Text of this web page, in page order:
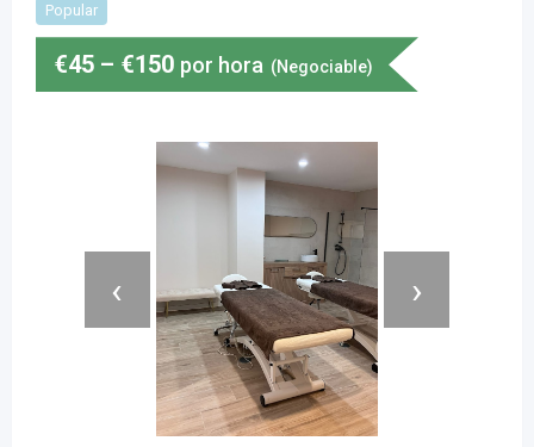
Popular
€45 – €150 por hora (Negociable)
‹ ›